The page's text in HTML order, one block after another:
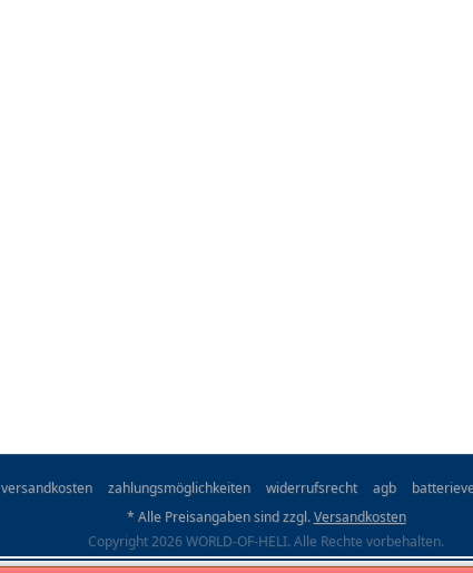
versandkosten zahlungsmöglichkeiten widerrufsrecht agb
* Alle Preisangaben sind zzgl.Versandkosten
Copyright 2026 WORLD-OF-HELI. Alle Rechte vorbehalten.